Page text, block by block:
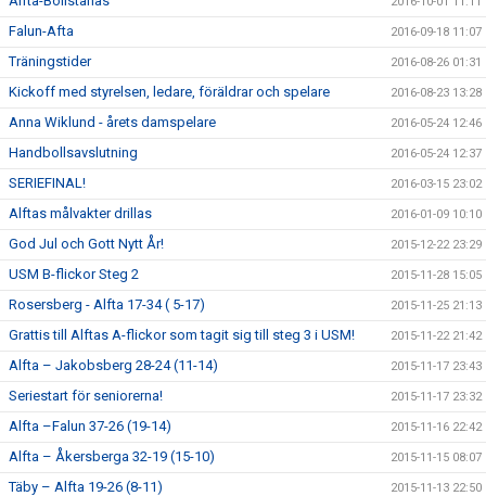
Falun-Afta 2016-09-18 11:07
Träningstider 2016-08-26 01:31
Kickoff med styrelsen, ledare, föräldrar och spelare 2016-08-23 13:28
Anna Wiklund - årets damspelare 2016-05-24 12:46
Handbollsavslutning 2016-05-24 12:37
SERIEFINAL! 2016-03-15 23:02
Alftas målvakter drillas 2016-01-09 10:10
God Jul och Gott Nytt År! 2015-12-22 23:29
USM B-flickor Steg 2 2015-11-28 15:05
Rosersberg - Alfta 17-34 ( 5-17) 2015-11-25 21:13
Grattis till Alftas A-flickor som tagit sig till steg 3 i USM! 2015-11-22 21:42
Alfta – Jakobsberg 28-24 (11-14) 2015-11-17 23:43
Seriestart för seniorerna! 2015-11-17 23:32
Alfta –Falun 37-26 (19-14) 2015-11-16 22:42
Alfta – Åkersberga 32-19 (15-10) 2015-11-15 08:07
Täby – Alfta 19-26 (8-11) 2015-11-13 22:50